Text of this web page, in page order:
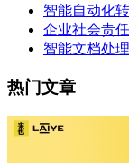
智能自动化
企业社会责任
智能文档处
热门文章